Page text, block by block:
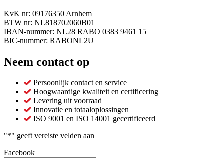
KvK nr: 09176350 Arnhem
BTW nr: NL818702060B01
IBAN-nummer: NL28 RABO 0383 9461 15
BIC-nummer: RABONL2U
Neem contact op
Persoonlijk contact en service
Hoogwaardige kwaliteit en certificering
Levering uit voorraad
Innovatie en totaaloplossingen
ISO 9001 en ISO 14001 gecertificeerd
"*" geeft vereiste velden aan
Facebook